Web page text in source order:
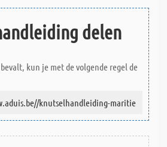
delen
kun je met de volgende regel de